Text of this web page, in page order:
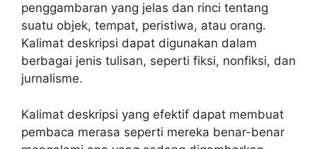
penggambaran yang jelas dan rinci tentang
suatu objek, tempat, peristiwa, atau orang.
Kalimat deskripsi dapat digunakan dalam
berbagai jenis tulisan, seperti fiksi, nonfiksi, dan
jurnalisme.
Kalimat deskripsi yang efektif dapat membuat
pembaca merasa seperti mereka benar-benar